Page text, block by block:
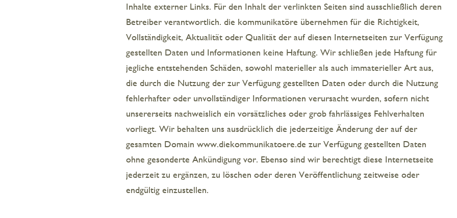
Inhalte externer Links. Für den Inhalt der verlinkten Seiten sind ausschließlich deren
Betreiber verantwortlich. die kommunikatöre übernehmen für die Richtigkeit,
Vollständigkeit, Aktualität oder Qualität der auf diesen Internetseiten zur Verfügung
gestellten Daten und Informationen keine Haftung. Wir schließen jede Haftung für
jegliche entstehenden Schäden, sowohl materieller als auch immaterieller Art aus,
die durch die Nutzung der zur Verfügung gestellten Daten oder durch die Nutzung
fehlerhafter oder unvollständiger Informationen verursacht wurden, sofern nicht
unsererseits nachweislich ein vorsätzliches oder grob fahrlässiges Fehlverhalten
vorliegt. Wir behalten uns ausdrücklich die jederzeitige Änderung der auf der
gesamten Domain www.diekommunikatoere.de zur Verfügung gestellten Daten
ohne gesonderte Ankündigung vor. Ebenso sind wir berechtigt diese Internetseite
jederzeit zu ergänzen, zu löschen oder deren Veröffentlichung zeitweise oder
endgültig einzustellen.